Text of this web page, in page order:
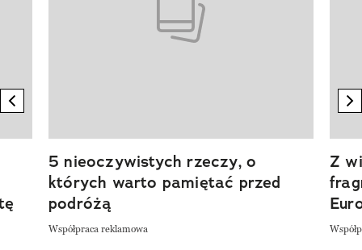
previous element
5 nieoczywistych rzeczy, o
których warto pamiętać przed
podróżą
Współpraca reklamowa
Z